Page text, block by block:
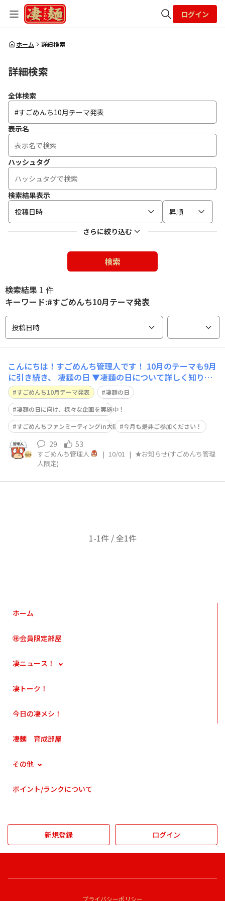
全体検索
ログイン
ホーム 詳細検索
詳細検索
全体検索
表示名
ハッシュタグ
検索結果表示
投稿日時
昇順
さらに絞り込む
検索
検索結果 1 件
キーワード:#すごめんち10月テーマ発表
投稿日時
こんにちは！すごめんち管理人です！ 10月のテーマも9月
に引き続き、 凄麺の日 ▼凄麺の日について詳しく知りた
い方はこちら 🔗なんで10月29日は凄麺の日なの？ 今月も
凄麺の日に向けて楽しい企画が盛りだくさんです！ 是非
ご参加くださいね！ ▼開催中の凄麺の日企画一覧はこち
らから
すごめんち10月テーマ発表
凄麺の日
凄麺の日に向け、様々な企画を実施中！
すごめんちファンミーティングin大阪申込開始！今月も是非ご参加ください！
29 53
すごめんち管理人 | 10/01 | ★お知らせ(すごめんち管理
人限定)
1-1件 / 全1件
ホーム
㊙会員限定部屋
凄ニュース！
凄トーク！
今日の凄メシ！
凄麺 育成部屋
その他
ポイント/ランクについて
新規登録 ログイン
プライバシーポリシー